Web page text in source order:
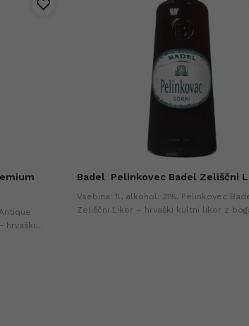
hrvaški
Badel Pelinkovec Badel Zeliščni
Vsebina: 1l, alkohol: 31%. Pelinkovec
Zeliščni Liker – hrvaški kultni liker z